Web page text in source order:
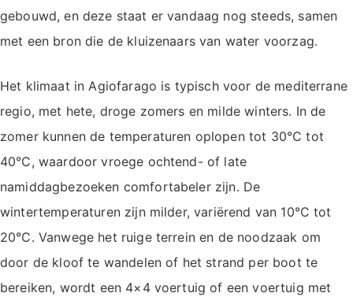
gebouwd, en deze staat er vandaag nog steeds, samen
met een bron die de kluizenaars van water voorzag.
Het klimaat in Agiofarago is typisch voor de mediterrane
regio, met hete, droge zomers en milde winters. In de
zomer kunnen de temperaturen oplopen tot 30°C tot
40°C, waardoor vroege ochtend- of late
namiddagbezoeken comfortabeler zijn. De
wintertemperaturen zijn milder, variërend van 10°C tot
20°C. Vanwege het ruige terrein en de noodzaak om
door de kloof te wandelen of het strand per boot te
bereiken, wordt een 4×4 voertuig of een voertuig met